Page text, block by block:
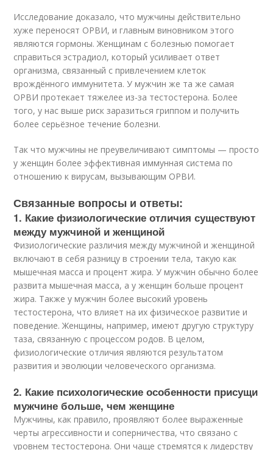
Исследование доказало, что мужчины действительно
хуже переносят ОРВИ, и главным виновником этого
являются гормоны. Женщинам с болезнью помогает
справиться эстрадиол, который усиливает ответ
организма, связанный с привлечением клеток
врождённого иммунитета. У мужчин же та же самая
ОРВИ протекает тяжелее из-за тестостерона. Более
того, у нас выше риск заразиться гриппом и получить
более серьёзное течение болезни.
Так что мужчины не преувеличивают симптомы — просто
у женщин более эффективная иммунная система по
отношению к вирусам, вызывающим ОРВИ.
Связанные вопросы и ответы:
1. Какие физиологические отличия существуют
между мужчиной и женщиной
Физиологические различия между мужчиной и женщиной
включают в себя разницу в строении тела, такую как
мышечная масса и процент жира. У мужчин обычно более
развита мышечная масса, а у женщин больше процент
жира. Также у мужчин более высокий уровень
тестостерона, что влияет на их физическое развитие и
поведение. Женщины, например, имеют другую структуру
таза, связанную с процессом родов. В целом,
физиологические отличия являются результатом
развития и эволюции человеческого организма.
2. Какие психологические особенности присущи
мужчине больше, чем женщине
Мужчины, как правило, проявляют более выраженные
черты агрессивности и соперничества, что связано с
уровнем тестостерона. Они чаще стремятся к лидерству